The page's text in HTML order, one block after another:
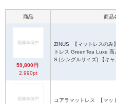
商品 商品
59,800円
2,990pt
ZINUS
トレス GreenTea Luxe
S [シングルサイズ] 【キャ
コアラマットレス